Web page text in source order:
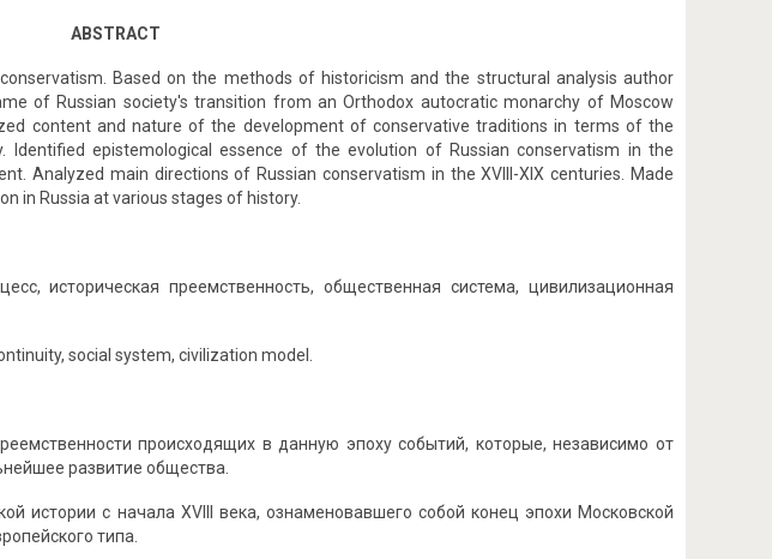
ABSTRACT
Based on the methods of historicism and the structural analysis author
of Russian society's transition from an Orthodox autocratic monarchy of Moscow
content and nature of the development of conservative traditions in terms of the
Identified epistemological essence of the evolution of Russian conservatism in the
Analyzed main directions of Russian conservatism in the XVIII-XIX centuries. Made
in Russia at various stages of history.
историческая преемственность, общественная система, цивилизационная
social system, civilization model.
происходящих в данную эпоху событий, которые, независимо от
развитие общества.
истории с начала XVIII века, ознаменовавшего собой конец эпохи Московской
типа.